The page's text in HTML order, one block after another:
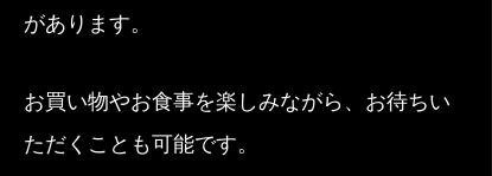
があります。
お買い物やお食事を楽しみながら、お待ちい
ただくことも可能です。